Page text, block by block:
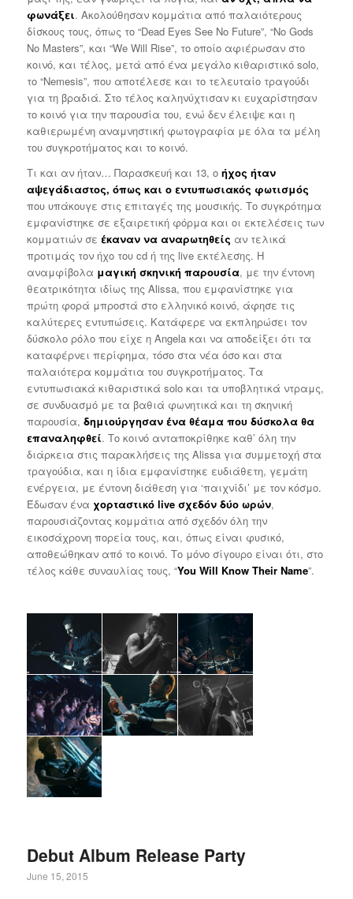
φωνάξει. Ακολούθησαν κομμάτια από παλαιότερους
δίσκους τους, όπως το “Dead Eyes See No Future”, “No Gods
No Masters”, και “We Will Rise”, το οποίο αφιέρωσαν στο
κοινό, και τέλος, μετά από ένα μεγάλο κιθαριστικό solo,
το “Nemesis”, που αποτέλεσε και το τελευταίο τραγούδι
για τη βραδιά. Στο τέλος καληνύχτισαν κι ευχαρίστησαν
το κοινό για την παρουσία του, ενώ δεν έλειψε και η
καθιερωμένη αναμνηστική φωτογραφία με όλα τα μέλη
του συγκροτήματος και το κοινό.
Τι και αν ήταν… Παρασκευή και 13, οήχος ήταν
αψεγάδιαστος, όπως και ο εντυπωσιακός φωτισμός
που υπάκουγε στις επιταγές της μουσικής. Το συγκρότημα
εμφανίστηκε σε εξαιρετική φόρμα και οι εκτελέσεις των
κομματιών σε έκαναν να αναρωτηθείς αν τελικά
προτιμάς τον ήχο του cd ή της live εκτέλεσης. H
αναμφίβολα μαγική σκηνική παρουσία, με την έντονη
θεατρικότητα ιδίως της Alissa, που εμφανίστηκε για
πρώτη φορά μπροστά στο ελληνικό κοινό, άφησε τις
καλύτερες εντυπώσεις. Κατάφερε να εκπληρώσει τον
δύσκολο ρόλο που είχε η Angela και να αποδείξει ότι τα
καταφέρνει περίφημα, τόσο στα νέα όσο και στα
παλαιότερα κομμάτια του συγκροτήματος. Τα
εντυπωσιακά κιθαριστικά solo και τα υποβλητικά ντραμς,
σε συνδυασμό με τα βαθιά φωνητικά και τη σκηνική
παρουσία, δημιούργησαν ένα θέαμα που δύσκολα θα
επαναληφθεί. Το κοινό ανταποκρίθηκε καθ’ όλη την
διάρκεια στις παρακλήσεις της Alissa για συμμετοχή στα
τραγούδια, και η ίδια εμφανίστηκε ευδιάθετη, γεμάτη
ενέργεια, με έντονη διάθεση για ‘παιχνίδι’ με τον κόσμο.
Έδωσαν ένα χορταστικό live σχεδόν δύο ωρών,
παρουσιάζοντας κομμάτια από σχεδόν όλη την
εικοσάχρονη πορεία τους, και, όπως είναι φυσικό,
αποθεώθηκαν από το κοινό. Το μόνο σίγουρο είναι ότι, στο
τέλος κάθε συναυλίας τους, “You Will Know Their Name”.
Debut Album Release Party
June 15, 2015